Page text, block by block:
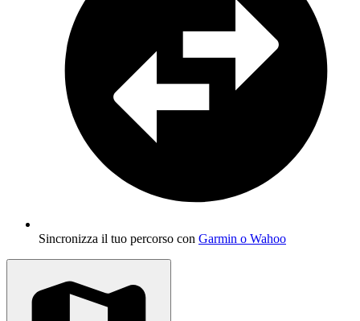
Sincronizza il tuo percorso con Garmin o Wahoo